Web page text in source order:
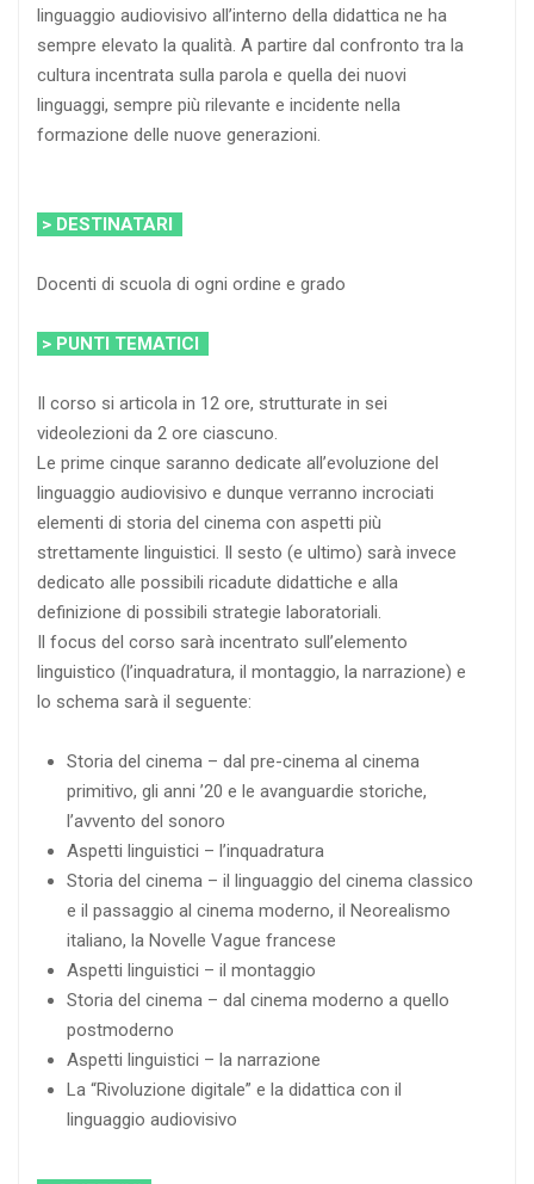
linguaggio audiovisivo all’interno della didattica ne ha
sempre elevato la qualità. A partire dal confronto tra la
cultura incentrata sulla parola e quella dei nuovi
linguaggi, sempre più rilevante e incidente nella
formazione delle nuove generazioni.
> DESTINATARI
Docenti di scuola di ogni ordine e grado
> PUNTI TEMATICI
Il corso si articola in 12 ore, strutturate in sei
videolezioni da 2 ore ciascuno.
Le prime cinque saranno dedicate all’evoluzione del
linguaggio audiovisivo e dunque verranno incrociati
elementi di storia del cinema con aspetti più
strettamente linguistici. Il sesto (e ultimo) sarà invece
dedicato alle possibili ricadute didattiche e alla
definizione di possibili strategie laboratoriali.
Il focus del corso sarà incentrato sull’elemento
linguistico (l’inquadratura, il montaggio, la narrazione) e
lo schema sarà il seguente:
Storia del cinema – dal pre-cinema al cinema
primitivo, gli anni ’20 e le avanguardie storiche,
l’avvento del sonoro
Aspetti linguistici – l’inquadratura
Storia del cinema – il linguaggio del cinema classico
e il passaggio al cinema moderno, il Neorealismo
italiano, la Novelle Vague francese
Aspetti linguistici – il montaggio
Storia del cinema – dal cinema moderno a quello
postmoderno
Aspetti linguistici – la narrazione
La “Rivoluzione digitale” e la didattica con il
linguaggio audiovisivo